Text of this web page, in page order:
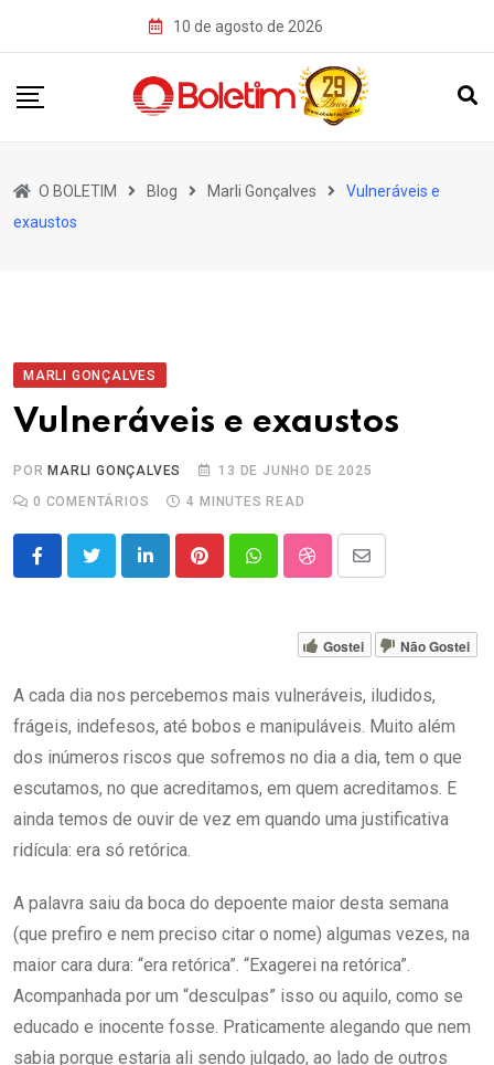
10 de agosto de 2026
O BOLETIM Blog Marli Gonçalves
Vulneráveis e
exaustos
MARLI GONÇALVES
Vulneráveis e exaustos
POR MARLI GONÇALVES
13 DE JUNHO DE 2025
0 COMENTÁRIOS 4 MINUTES READ
LinkedInPinterestWhatsappStumbleUpon
Share
Email
Gostei Não Gostei
A cada dia nos percebemos mais vulneráveis, iludidos,
frágeis, indefesos, até bobos e manipuláveis. Muito além
dos inúmeros riscos que sofremos no dia a dia, tem o que
escutamos, no que acreditamos, em quem acreditamos. E
ainda temos de ouvir de vez em quando uma justificativa
ridícula: era só retórica.
A palavra saiu da boca do depoente maior desta semana
(que prefiro e nem preciso citar o nome) algumas vezes, na
maior cara dura: “era retórica”. “Exagerei na retórica”.
Acompanhada por um “desculpas” isso ou aquilo, como se
educado e inocente fosse. Praticamente alegando que nem
sabia porque estaria ali sendo julgado, ao lado de outros